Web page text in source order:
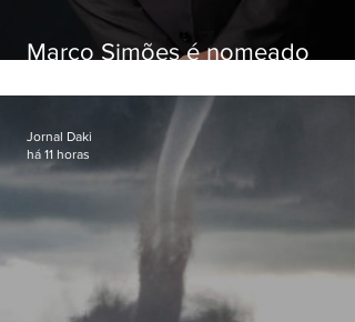
Marco Simões é nomeado
Jornal Daki
há 11 horas